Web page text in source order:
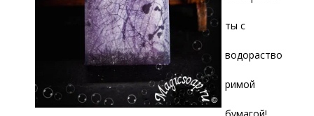
ты с
водораство
римой